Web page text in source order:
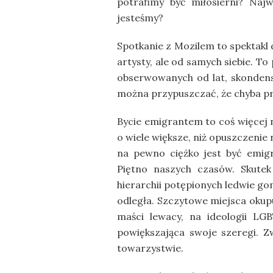
jesteśmy?
Spotkanie z Mozilem to
artysty, ale od samych siebie.
obserwowanych od lat,
można przypuszczać, że chyba
Bycie emigrantem to coś więcej
o wiele większe, niż
na pewno ciężko jest być
Piętno naszych czasów.
hierarchii potępionych ledwie
odległa. Szczytowe miejsca
maści lewacy, na ideologii
powiększająca swoje szeregi.
towarzystwie.